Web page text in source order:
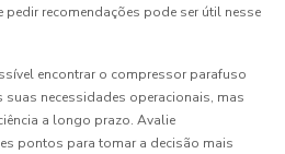
pedir recomendações pode ser útil nesse
encontrar o compressor parafuso
suas necessidades operacionais, mas
a longo prazo. Avalie
pontos para tomar a decisão mais